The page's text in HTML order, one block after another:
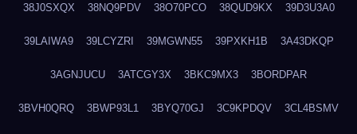
38J0SXQX 38NQ9PDV 38O70PCO 38QUD9KX 39D3U3A0
39LAIWA9 39LCYZRI 39MGWN55 39PXKH1B 3A43DKQP
3AGNJUCU 3ATCGY3X 3BKC9MX3 3BORDPAR
3BVH0QRQ 3BWP93L1 3BYQ70GJ 3C9KPDQV 3CL4BSMV